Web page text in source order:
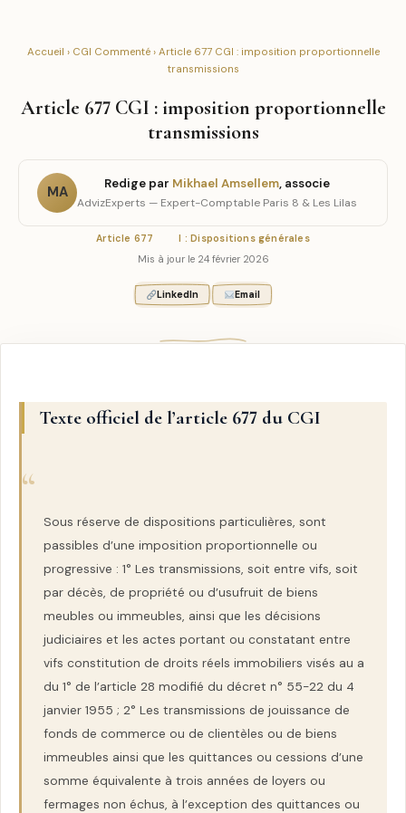
Accueil › CGI Commenté› Article 677 CGI : imposition proportionnelle
transmissions
Article 677 CGI : imposition proportionnelle
transmissions
MA
Redige par Mikhael Amsellem, associe
AdvizExperts — Expert-Comptable Paris 8 & Les Lilas
Article 677 I : Dispositions générales
Mis à jour le 24 février 2026
LinkedIn Email
Texte officiel de l’article 677 du CGI
Sous réserve de dispositions particulières, sont
passibles d’une imposition proportionnelle ou
progressive : 1° Les transmissions, soit entre vifs, soit
par décès, de propriété ou d’usufruit de biens
meubles ou immeubles, ainsi que les décisions
judiciaires et les actes portant ou constatant entre
vifs constitution de droits réels immobiliers visés au a
du 1° de l’article 28 modifié du décret n° 55-22 du 4
janvier 1955 ; 2° Les transmissions de jouissance de
fonds de commerce ou de clientèles ou de biens
immeubles ainsi que les quittances ou cessions d’une
somme équivalente à trois années de loyers ou
fermages non échus, à l’exception des quittances ou